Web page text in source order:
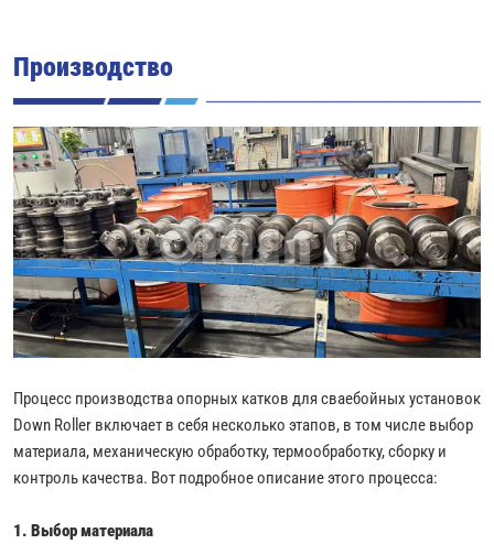
Производство
Процесс производства опорных катков для сваебойных установок
Down Roller включает в себя несколько этапов, в том числе выбор
материала, механическую обработку, термообработку, сборку и
контроль качества. Вот подробное описание этого процесса:
1. Выбор материала